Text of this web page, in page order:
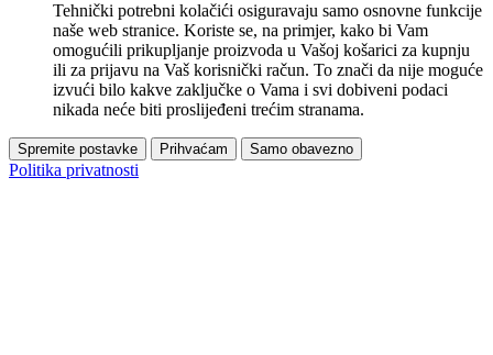
Tehnički potrebni kolačići osiguravaju samo osnovne funkcije
naše web stranice. Koriste se, na primjer, kako bi Vam
omogućili prikupljanje proizvoda u Vašoj košarici za kupnju
ili za prijavu na Vaš korisnički račun. To znači da nije moguće
izvući bilo kakve zaključke o Vama i svi dobiveni podaci
nikada neće biti proslijeđeni trećim stranama.
Spremite postavke Prihvaćam Samo obavezno
Politika privatnosti